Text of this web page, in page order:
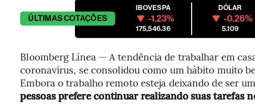
ÚLTIMASCOTAÇÕES
IBOVESPA
-1.23%
175,546.36
DÓLAR
-0.26%
5.109
Bloomberg Línea — A tendência de trabalhar em
coronavírus, se consolidou como um hábito muito
Embora o trabalho remoto esteja deixando de ser
pessoas prefere continuar realizando suas tarefas